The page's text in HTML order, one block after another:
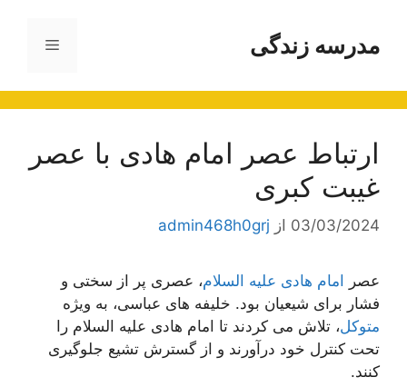
محتوامدرسه زندگی فهرست
ارتباط عصر امام هادی با عصر
غیبت کبری
03/03/2024 از admin468h0grj
عصر امام هادی علیه السلام، عصری پر از سختی و
فشار برای شیعیان بود. خلیفه های عباسی، به ویژه
متوکل، تلاش می کردند تا امام هادی علیه السلام را
تحت کنترل خود درآورند و از گسترش تشیع جلوگیری
کنند.